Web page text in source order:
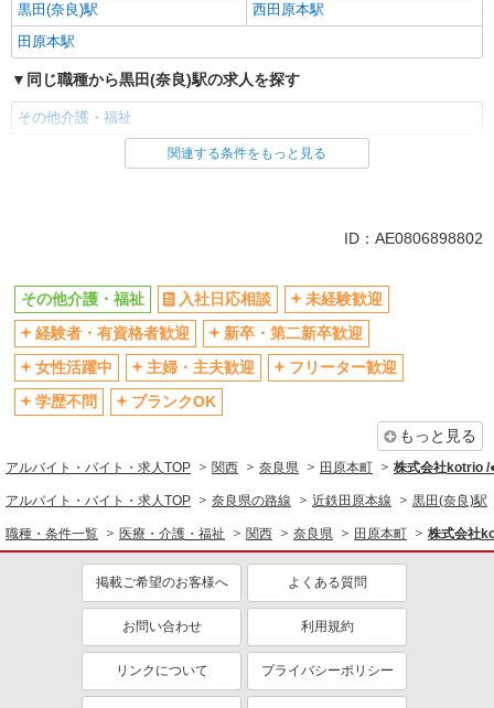
黒田(奈良)駅
西田原本駅
田原本駅
同じ職種から黒田(奈良)駅の求人を探す
その他介護・福祉
同じ雇用形態から黒田(奈良)駅の求人を探す
経験者・有資格者歓迎
新卒・第二新卒歓迎
女性活躍中
主婦・主夫歓迎
フリーター歓迎
学歴不問
ブランクOK
シニア（60代～）活躍中
高収入・高額
ボーナス・賞与あり
昇給あり
完全週休2日制
フルタイム歓迎
禁煙・分煙
駅直結・駅チカ
車通勤OK
バイク通勤OK
自転車通勤OK
残業少なめ（月20h未満）
交通費支給
社会保険あり
産休・育休取得実績あり
退職金・財形貯蓄制度あり
各種手当（家族・役職・インセン
関連する条件をもっと見る
ID：AE0806898802
その他介護・福祉 入社日応相談
未経験歓迎
経験者・有資格者歓迎
新卒・第二新卒歓迎
女性活躍中
主婦・主夫歓迎
フリーター歓迎
学歴不問
ブランクOK
もっと見る
アルバイト・バイト・求人TOP 関西 奈良県 田原本町 株式会社kotrio /
アルバイト・バイト・求人TOP 奈良県の路線 近鉄田原本線 黒田(奈良)駅
職種・条件一覧 医療・介護・福祉 関西 奈良県 田原本町 株式会社
掲載ご希望のお客様へ よくある質問
お問い合わせ 利用規約
リンクについて プライバシーポリシー